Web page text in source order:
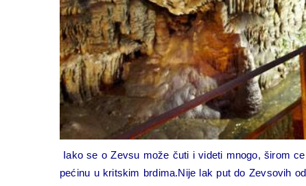
Iako se o Zevsu može čuti i videti mnogo, širom
pećinu u kritskim brdima.Nije lak put do Zevsovih